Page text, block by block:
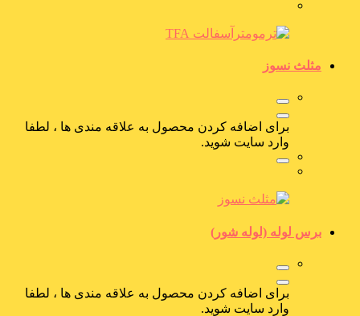
مثلث نسوز
برای اضافه کردن محصول به علاقه مندی ها ، لطفا
وارد سایت شوید.
برس لوله (لوله شور)
برای اضافه کردن محصول به علاقه مندی ها ، لطفا
وارد سایت شوید.